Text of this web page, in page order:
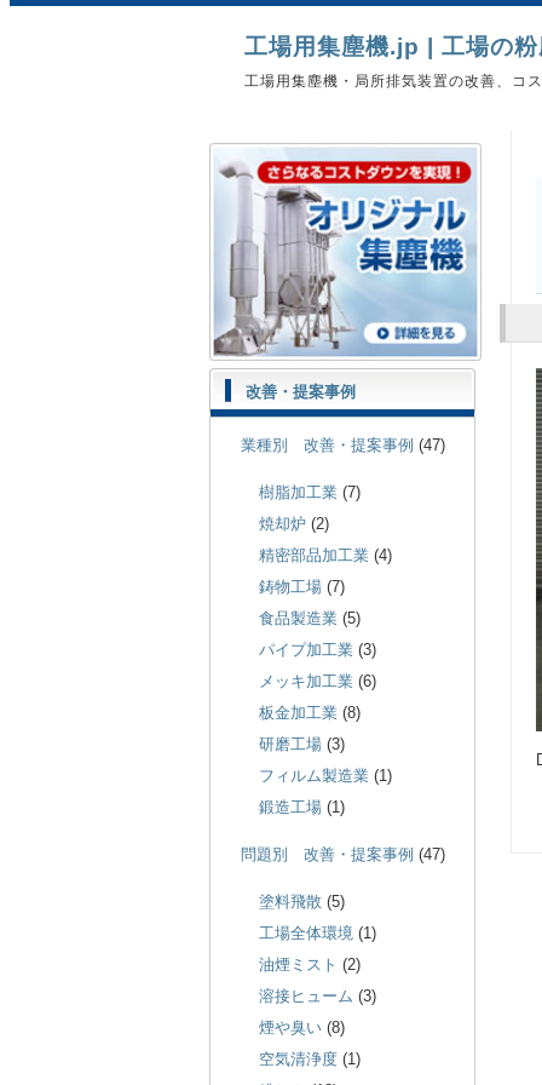
工場用集塵機.jp | 工場の
工場用集塵機・局所排気装置の改善、コ
改善・提案事例
業種別 改善・提案事例 (47)
樹脂加工業 (7)
焼却炉 (2)
精密部品加工業 (4)
鋳物工場 (7)
食品製造業 (5)
パイプ加工業 (3)
メッキ加工業 (6)
板金加工業 (8)
研磨工場 (3)
フィルム製造業 (1)
鍛造工場 (1)
問題別 改善・提案事例 (47)
塗料飛散 (5)
工場全体環境 (1)
油煙ミスト (2)
溶接ヒューム (3)
煙や臭い (8)
空気清浄度 (1)